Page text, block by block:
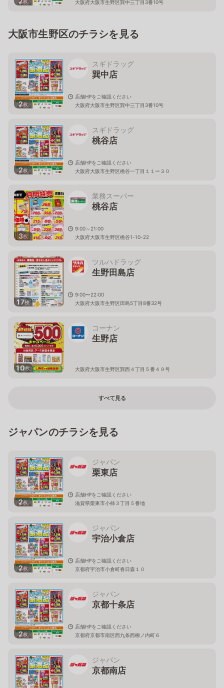
大阪府大阪市生野区巽中三丁目3番10号
大阪市生野区のチラシを見る
2枚
スギドラッグ
巽中店
店舗HPをご確認ください
大阪府大阪市生野区巽中三丁目3番10号
2枚
スギドラッグ
桃谷店
店舗HPをご確認ください
大阪府大阪市生野区桃谷一丁目１１ー３０
3枚
業務スーパー
桃谷店
9:00～21:00
大阪府大阪市生野区桃谷1-10-22
17枚
ツルハドラッグ
生野田島店
9:00〜22:00
大阪府大阪市生野区田島5丁目8番32号
10枚
コーナン
生野店
大阪府大阪市生野区巽西４丁目５番４９号
すべて見る
ジャパンのチラシを見る
2枚
ジャパン
栗東店
店舗HPをご確認ください
滋賀県栗東市小柿３丁目５番地
2枚
ジャパン
宇治小倉店
店舗HPをご確認ください
京都府宇治市小倉町春日森１０
2枚
ジャパン
京都十条店
店舗HPをご確認ください
京都府京都市南区西九条西柳ノ内町６
ジャパン
京都南店